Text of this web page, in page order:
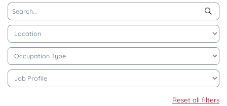
Reset all filters